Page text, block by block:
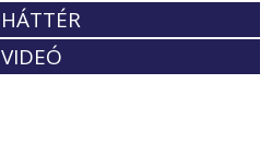
HÁTTÉR
VIDEÓ